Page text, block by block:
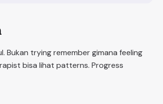
Bukan trying remember gimana feeling
bisa lihat patterns. Progress